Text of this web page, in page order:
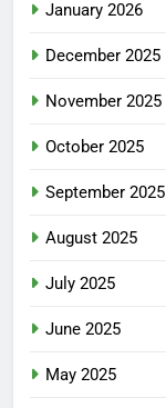
January 2026
December 2025
November 2025
October 2025
September 2025
August 2025
July 2025
June 2025
May 2025